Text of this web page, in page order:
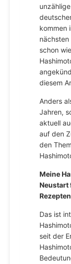
kommen
nächsten
schon
diesem
Anders
Jahren,
aktuell
auf den
den
Meine
Neustart
Das ist
seit der